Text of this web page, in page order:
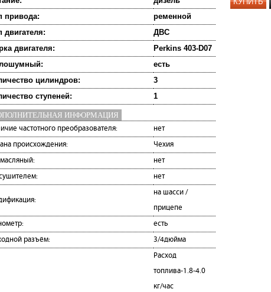
привода:
ременной
двигателя:
ДВС
двигателя:
Perkins 403-D07
есть
цилиндров:
3
ступеней:
1
ИНФОРМАЦИЯ
частотного преобразователя:
нет
происхождения:
Чехия
нет
нет
на шасси /
прицепе
есть
разъём:
3/4дюйма
Расход
топлива-1.8-4.0
кг/час